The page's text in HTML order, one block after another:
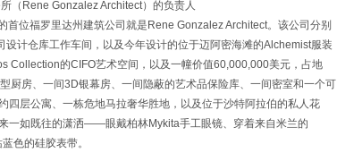
（Rene Gonzalez Architect）的负责人
位福罗里达州建筑公司就是Rene Gonzalez Architect。该公司分别
计仓库工作车间，以及今年设计的位于迈阿密海滩的Alchemist服装
Collection的CIFO艺术空间，以及一幢价值60,000,000美元，占地
厨房、一间3D银幕房、一间隐蔽的艺术品保险库、一间密室和一个可
四层公寓、一栋危地马拉奢华胜地，以及位于沙特阿拉伯的私人花
一如既往的潇洒——眼戴柏林Mykita手工眼镜、穿着来自米兰的
色的硅胶表带。